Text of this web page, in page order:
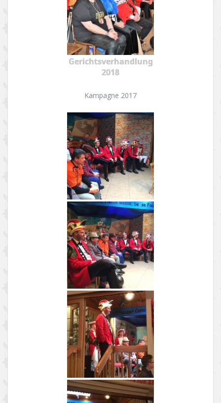
Gerichtsverhandlung
2018
Kampagne 2017